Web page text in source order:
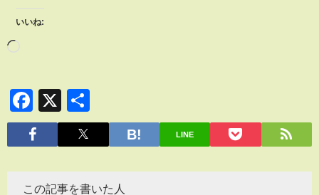
いいね:
Facebook
X
有
LINE
この記事を書いた人